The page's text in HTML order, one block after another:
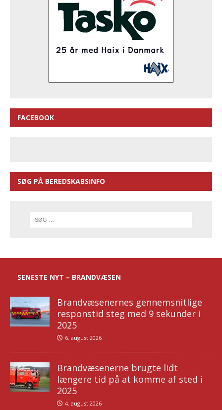
FACEBOOK
SØG PÅ BEREDSKABSINFO
SENESTE NYT – BRANDVÆSEN
Brandvæsenernes gennemsnitlige
responstid steg med 9 sekunder i
2025
6. august 2026
Brandvæsenerne brugte lidt
længere tid på at komme af sted i
2025
4. august 2026